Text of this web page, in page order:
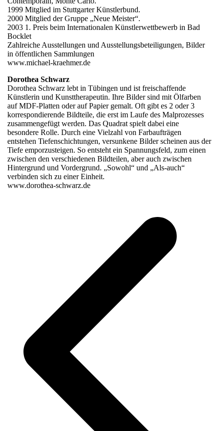
1999 Mitglied im Stuttgarter Künstlerbund.
2000 Mitglied der Gruppe „Neue Meister“.
2003 1. Preis beim Internationalen Künstlerwettbewerb in Bad
Bocklet
Zahlreiche Ausstellungen und Ausstellungsbeteiligungen, Bilder
in öffentlichen Sammlungen
www.michael-kraehmer.de
Dorothea Schwarz
Dorothea Schwarz lebt in Tübingen und ist freischaffende
Künstlerin und Kunsttherapeutin. Ihre Bilder sind mit Ölfarben
auf MDF-Platten oder auf Papier gemalt. Oft gibt es 2 oder 3
korrespondierende Bildteile, die erst im Laufe des Malprozesses
zusammengefügt werden. Das Quadrat spielt dabei eine
besondere Rolle. Durch eine Vielzahl von Farbaufträgen
entstehen Tiefenschichtungen, versunkene Bilder scheinen aus der
Tiefe emporzusteigen. So entsteht ein Spannungsfeld, zum einen
zwischen den verschiedenen Bildteilen, aber auch zwischen
Hintergrund und Vordergrund. „Sowohl“ und „Als-auch“
verbinden sich zu einer Einheit.
www.dorothea-schwarz.de